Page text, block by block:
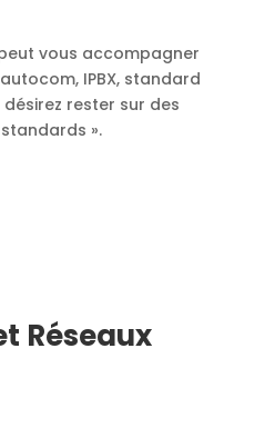
vous accompagner
IPBX, standard
rester sur des
».
Réseaux